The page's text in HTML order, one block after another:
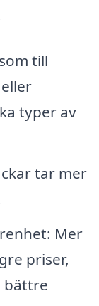
till
typer av
tar mer
Mer
priser,
bättre